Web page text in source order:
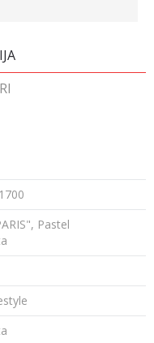
Pastel